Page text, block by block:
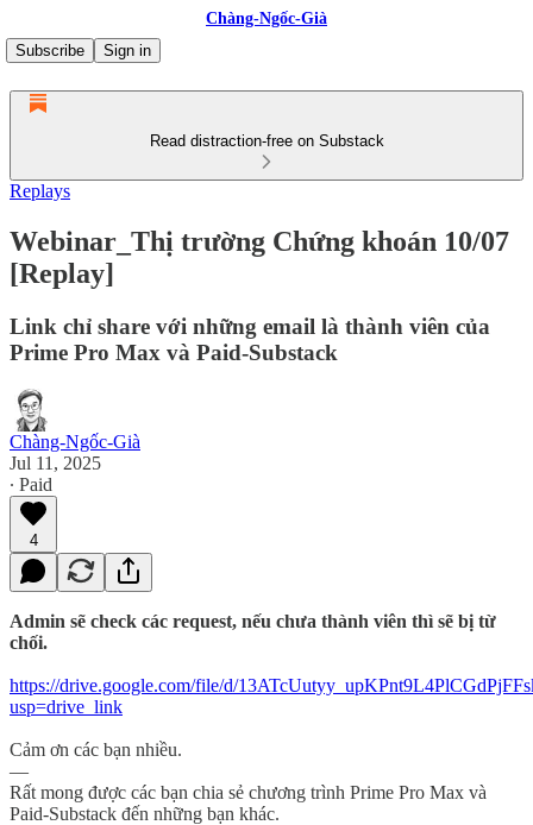
Chàng-Ngốc-Già
Subscribe
Sign in
Read distraction-free on Substack
Replays
Webinar_Thị trường Chứng khoán 10/07
[Replay]
Link chỉ share với những email là thành viên của
Prime Pro Max và Paid-Substack
Chàng-Ngốc-Già
Jul 11, 2025
∙ Paid
4
Admin sẽ check các request, nếu chưa thành viên thì sẽ bị từ
chối.
https://drive.google.com/file/d/
usp=drive_link
Cảm ơn các bạn nhiều.
—
Rất mong được các bạn chia sẻ chương trình Prime Pro Max và
Paid-Substack đến những bạn khác.